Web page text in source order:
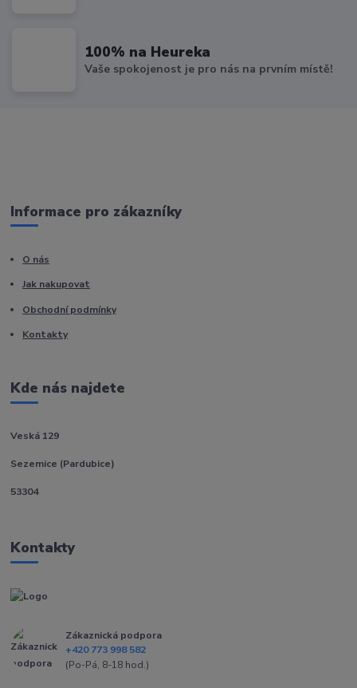
100% na Heureka
Vaše spokojenost je pro nás na prvním místě!
Informace pro zákazníky
O nás
Jak nakupovat
Obchodní podmínky
Kontakty
Kde nás najdete
Veská 129
Sezemice (Pardubice)
53304
Kontakty
Zákaznická podpora
+420 773 998 582
(Po-Pá, 8-18 hod.)